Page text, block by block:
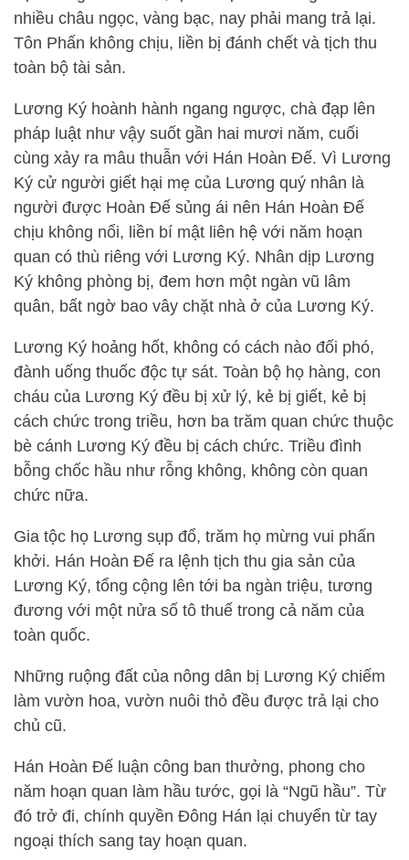
nhiều châu ngọc, vàng bạc, nay phải mang trả lại.
Tôn Phấn không chịu, liền bị đánh chết và tịch thu
toàn bộ tài sản.
Lương Ký hoành hành ngang ngược, chà đạp lên
pháp luật như vậy suốt gần hai mươi năm, cuối
cùng xảy ra mâu thuẫn với Hán Hoàn Đế. Vì Lương
Ký cử người giết hại mẹ của Lương quý nhân là
người được Hoàn Đế sủng ái nên Hán Hoàn Đế
chịu không nổi, liền bí mật liên hệ với năm hoạn
quan có thù riêng với Lương Ký. Nhân dịp Lương
Ký không phòng bị, đem hơn một ngàn vũ lâm
quân, bất ngờ bao vây chặt nhà ở của Lương Ký.
Lương Ký hoảng hốt, không có cách nào đối phó,
đành uống thuốc độc tự sát. Toàn bộ họ hàng, con
cháu của Lương Ký đều bị xử lý, kẻ bị giết, kẻ bị
cách chức trong triều, hơn ba trăm quan chức thuộc
bè cánh Lương Ký đều bị cách chức. Triều đình
bỗng chốc hầu như rỗng không, không còn quan
chức nữa.
Gia tộc họ Lương sụp đổ, trăm họ mừng vui phấn
khởi. Hán Hoàn Đế ra lệnh tịch thu gia sản của
Lương Ký, tổng cộng lên tới ba ngàn triệu, tương
đương với một nửa số tô thuế trong cả năm của
toàn quốc.
Những ruộng đất của nông dân bị Lương Ký chiếm
làm vườn hoa, vườn nuôi thỏ đều được trả lại cho
chủ cũ.
Hán Hoàn Đế luận công ban thưởng, phong cho
năm hoạn quan làm hầu tước, gọi là “Ngũ hầu”. Từ
đó trở đi, chính quyền Đông Hán lại chuyển từ tay
ngoại thích sang tay hoạn quan.